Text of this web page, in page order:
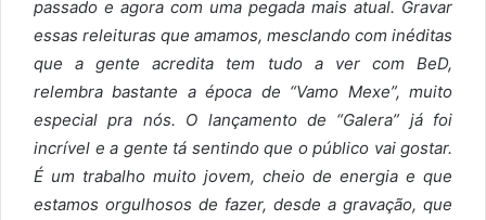
passado e agora com uma pegada mais atual. Gravar
essas releituras que amamos, mesclando com inéditas
que a gente acredita tem tudo a ver com BeD,
relembra bastante a época de “Vamo Mexe”, muito
especial pra nós. O lançamento de “Galera” já foi
incrível e a gente tá sentindo que o público vai gostar.
É um trabalho muito jovem, cheio de energia e que
estamos orgulhosos de fazer, desde a gravação, que